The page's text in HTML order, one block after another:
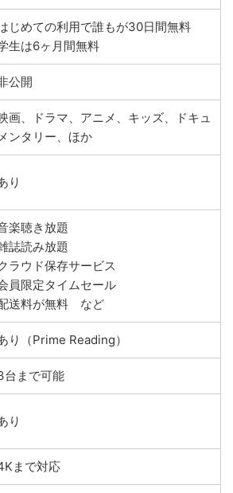
じめての利用で誰もが30日間無料
生は6ヶ月間無料
公開
画、ドラマ、アニメ、キッズ、ドキュ
メンタリー、ほか
り
楽聴き放題
誌読み放題
ラウド保存サービス
員限定タイムセール
送料が無料 など
り（Prime Reading）
台まで可能
り
まで対応